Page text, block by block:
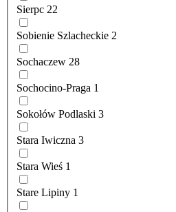
Sierpc 22
Sobienie Szlacheckie 2
Sochaczew 28
Sochocino-Praga 1
Sokołów Podlaski 3
Stara Iwiczna 3
Stara Wieś 1
Stare Lipiny 1